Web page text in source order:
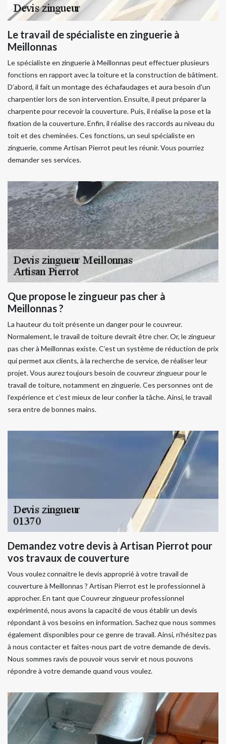
Le travail de spécialiste en zinguerie à
Meillonnas
Le spécialiste en zinguerie à Meillonnas peut effectuer plusieurs
fonctions en rapport avec la toiture et la construction de bâtiment.
D’abord, il fait un montage des échafaudages et aura besoin d'un
charpentier lors de son intervention. Ensuite, il peut préparer la
charpente pour recevoir la couverture. Puis, il réalise la pose et la
fixation de la couverture. Enfin, il réalise des raccords au niveau du
toit et des cheminées. Ces fonctions, un seul spécialiste en
zinguerie, comme Artisan Pierrot peut les réunir. Vous pourriez
demander ses services.
Que propose le zingueur pas cher à
Meillonnas ?
La hauteur du toit présente un danger pour le couvreur.
Normalement, le travail de toiture devrait être cher. Or, le zingueur
pas cher à Meillonnas existe. C’est un système de réduction de prix
qui permet aux clients, à la recherche de service, de réaliser leur
projet. Vous aurez toujours besoin de couvreur zingueur pour le
travail de toiture, notamment en zinguerie. Ces personnes ont de
l’expérience et c’est mieux de leur confier la tâche. Ainsi, le travail
sera entre de bonnes mains.
Demandez votre devis à Artisan Pierrot pour
vos travaux de couverture
Vous voulez connaitre le devis approprié à votre travail de
couverture à Meillonnas ? Artisan Pierrot est le professionnel à
approcher. En tant que Couvreur zingueur professionnel
expérimenté, nous avons la capacité de vous établir un devis
répondant à vos besoins en information. Sachez que nous sommes
également disponibles pour ce genre de travail. Ainsi, n’hésitez pas
à nous contacter et faites-nous part de votre demande de devis.
Nous sommes ravis de pouvoir vous servir et nous pouvons
répondre à votre demande quand vous voulez.